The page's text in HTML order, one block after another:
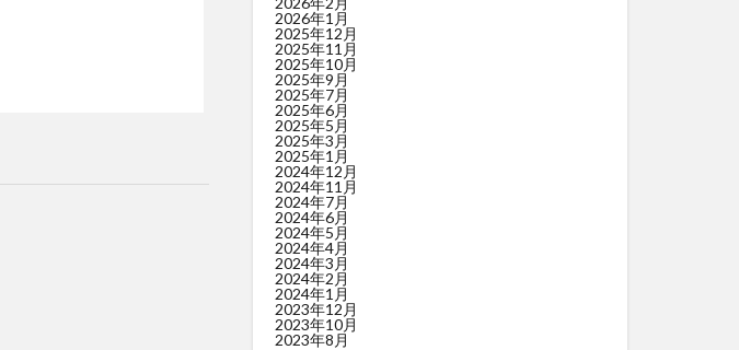
2026年1月
2025年12月
2025年11月
2025年10月
2025年9月
2025年7月
2025年6月
2025年5月
2025年3月
2025年1月
2024年12月
2024年11月
2024年7月
2024年6月
2024年5月
2024年4月
2024年3月
2024年2月
2024年1月
2023年12月
2023年10月
2023年8月